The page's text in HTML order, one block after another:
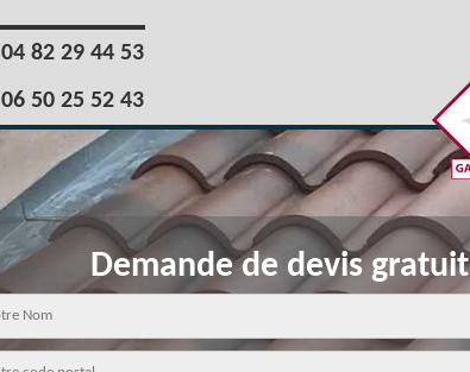
04 82 29 44 53
06 50 25 52 43
Demande de devis gratuit